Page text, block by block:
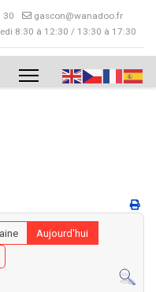
30
gascon@wanadoo.fr
8:30 à 12:30 / 13:30 à 17:30
Aujourd'hui